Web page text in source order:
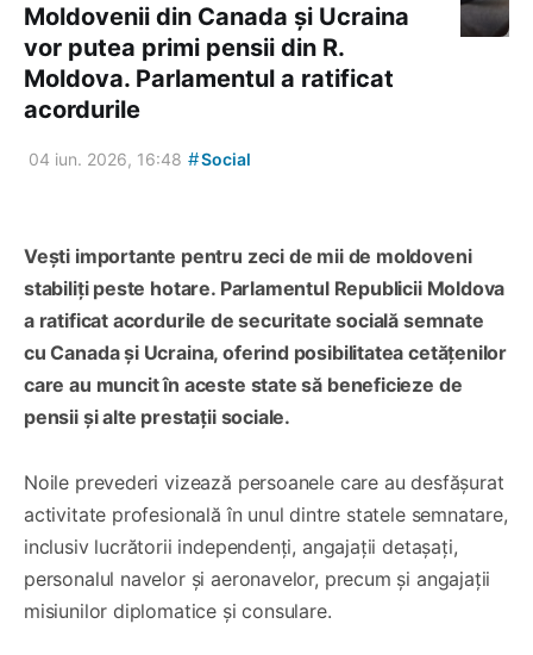
Moldovenii din Canada și Ucraina
vor putea primi pensii din R.
Moldova. Parlamentul a ratificat
acordurile
04 iun. 2026, 16:48 #Social
Vești importante pentru zeci de mii de moldoveni
stabiliți peste hotare. Parlamentul Republicii Moldova
a ratificat acordurile de securitate socială semnate
cu Canada și Ucraina, oferind posibilitatea cetățenilor
care au muncit în aceste state să beneficieze de
pensii și alte prestații sociale.
Noile prevederi vizează persoanele care au desfășurat
activitate profesională în unul dintre statele semnatare,
inclusiv lucrătorii independenți, angajații detașați,
personalul navelor și aeronavelor, precum și angajații
misiunilor diplomatice și consulare.